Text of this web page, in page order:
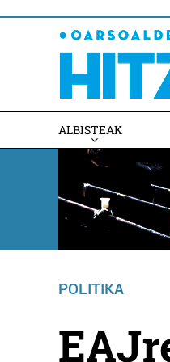
ALBISTEAK
POLITIKA